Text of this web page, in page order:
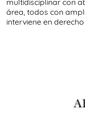
multidisciplinar con
área, todos con
interviene en derecho